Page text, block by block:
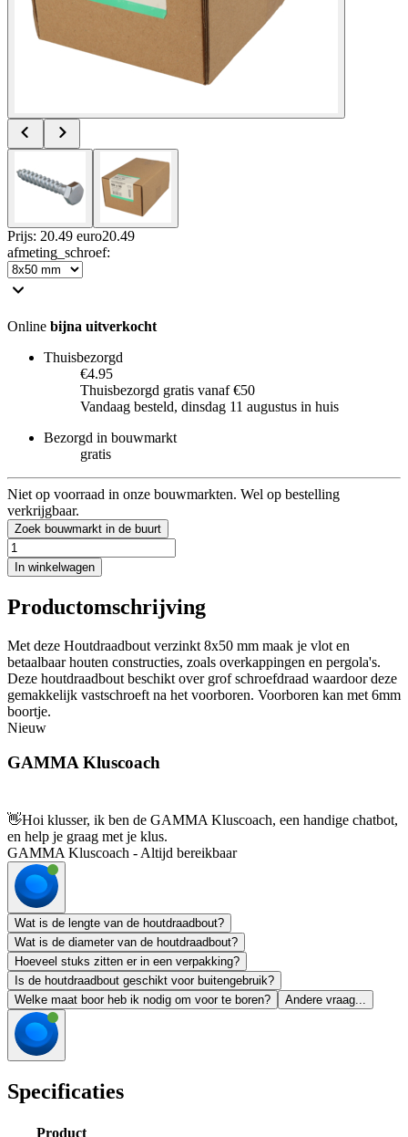
Prijs: 20.49 euro20.49
afmeting_schroef:
Online bijna uitverkocht
Thuisbezorgd
€4.95
Thuisbezorgd gratis vanaf €50
Vandaag besteld, dinsdag 11 augustus in huis
Bezorgd in bouwmarkt
gratis
Niet op voorraad in onze bouwmarkten. Wel op bestelling
verkrijgbaar.
Zoek bouwmarkt in de buurt
In winkelwagen
Productomschrijving
Met deze Houtdraadbout verzinkt 8x50 mm maak je vlot en
betaalbaar houten constructies, zoals overkappingen en pergola's.
Deze houtdraadbout beschikt over grof schroefdraad waardoor deze
gemakkelijk vastschroeft na het voorboren. Voorboren kan met 6mm
boortje.
Nieuw
GAMMA Kluscoach
👋Hoi klusser, ik ben de GAMMA Kluscoach, een handige chatbot,
en help je graag met je klus.
GAMMA Kluscoach - Altijd bereikbaar
Wat is de lengte van de houtdraadbout?
Wat is de diameter van de houtdraadbout?
Hoeveel stuks zitten er in een verpakking?
Is de houtdraadbout geschikt voor buitengebruik?
Welke maat boor heb ik nodig om voor te boren?
Andere vraag...
Specificaties
Product